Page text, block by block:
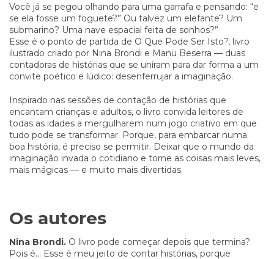
Você já se pegou olhando para uma garrafa e pensando: “e
se ela fosse um foguete?” Ou talvez um elefante? Um
submarino? Uma nave espacial feita de sonhos?”
Esse é o ponto de partida de O Que Pode Ser Isto?, livro
ilustrado criado por Nina Brondi e Manu Beserra — duas
contadoras de histórias que se uniram para dar forma a um
convite poético e lúdico: desenferrujar a imaginação.
Inspirado nas sessões de contação de histórias que
encantam crianças e adultos, o livro convida leitores de
todas as idades a mergulharem num jogo criativo em que
tudo pode se transformar. Porque, para embarcar numa
boa história, é preciso se permitir. Deixar que o mundo da
imaginação invada o cotidiano e torne as coisas mais leves,
mais mágicas — e muito mais divertidas.
Os autores
Nina Brondi. O livro pode começar depois que termina?
Pois é... Esse é meu jeito de contar histórias, porque